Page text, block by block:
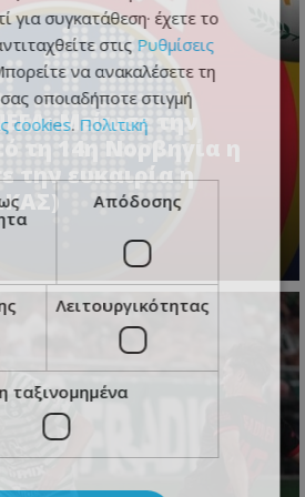
Μείωσε την
τη 14η Νορβηγία η
την ευκαιρία η
για συγκατάθεση· έχετε το
στις Ρυθμίσεις
να ανακαλέσετε τη
οποιαδήποτε στιγμή
cookies. Πολιτική
Απόδοσης
Λειτουργικότητας
ταξινομημένα